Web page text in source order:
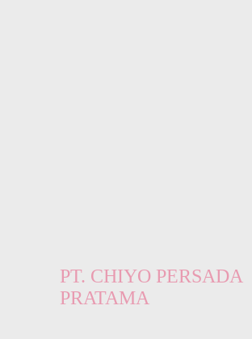
PT. CHIYO PERSADA
PRATAMA